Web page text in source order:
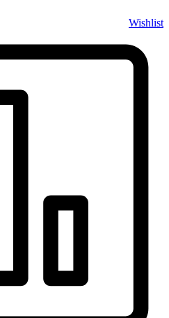
Wishlist